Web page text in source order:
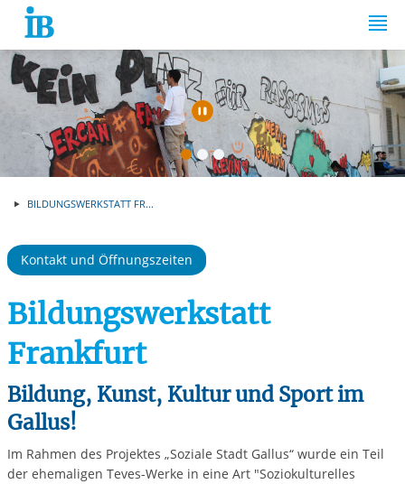
Springe zum Inhalt
Automatische
BILDUNGSWERKSTATT FR...
Kontakt und Öffnungszeiten
Bildungswerkstatt
Frankfurt
Bildung, Kunst, Kultur und Sport im
Gallus!
Im Rahmen des Projektes „Soziale Stadt Gallus“ wurde ein Teil
der ehemaligen Teves-Werke in eine Art "Soziokulturelles